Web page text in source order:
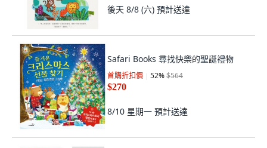
後天 8/8 (六) 預計送達
Safari Books 尋找快樂的聖誕禮物
首購折扣價 52%$564
$270
8/10 星期一 預計送達